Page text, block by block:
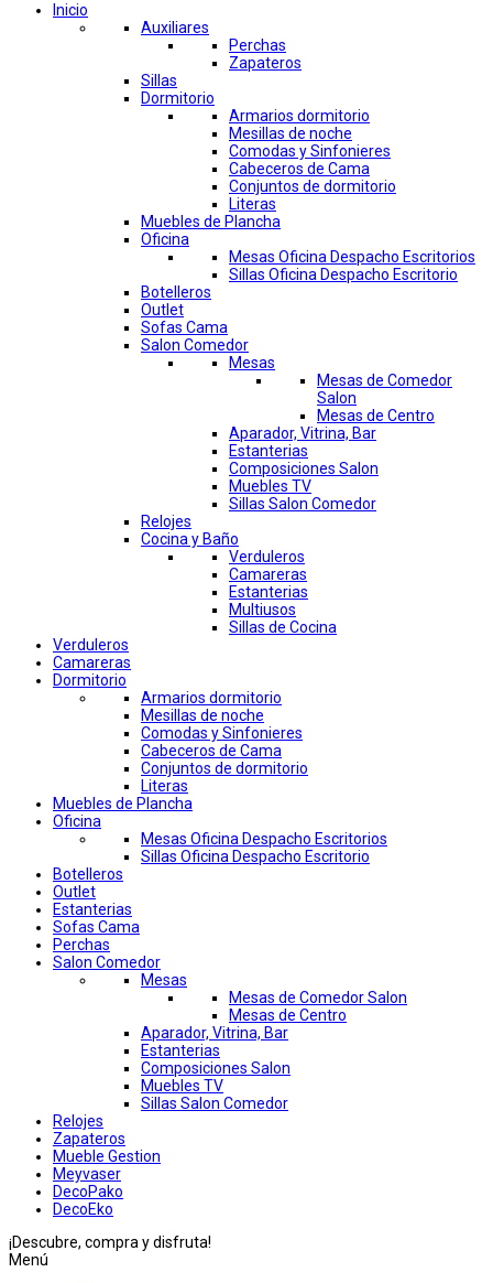
Inicio
Auxiliares
Perchas
Zapateros
Sillas
Dormitorio
Armarios dormitorio
Mesillas de noche
Comodas y Sinfonieres
Cabeceros de Cama
Conjuntos de dormitorio
Literas
Muebles de Plancha
Oficina
Mesas Oficina Despacho Escritorios
Sillas Oficina Despacho Escritorio
Botelleros
Outlet
Sofas Cama
Salon Comedor
Mesas
Mesas de Comedor
Salon
Mesas de Centro
Aparador, Vitrina, Bar
Estanterias
Composiciones Salon
Muebles TV
Sillas Salon Comedor
Relojes
Cocina y Baño
Verduleros
Camareras
Estanterias
Multiusos
Sillas de Cocina
Verduleros
Camareras
Dormitorio
Armarios dormitorio
Mesillas de noche
Comodas y Sinfonieres
Cabeceros de Cama
Conjuntos de dormitorio
Literas
Muebles de Plancha
Oficina
Mesas Oficina Despacho Escritorios
Sillas Oficina Despacho Escritorio
Botelleros
Outlet
Estanterias
Sofas Cama
Perchas
Salon Comedor
Mesas
Mesas de Comedor Salon
Mesas de Centro
Aparador, Vitrina, Bar
Estanterias
Composiciones Salon
Muebles TV
Sillas Salon Comedor
Relojes
Zapateros
Mueble Gestion
Meyvaser
DecoPako
DecoEko
¡Descubre, compra y disfruta!
Menú